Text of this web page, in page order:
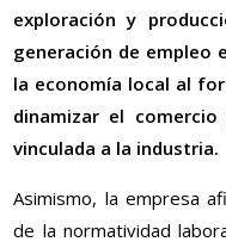
exploración y
generación de empleo
la economía local al
dinamizar el
vinculada a la industria.
Asimismo, la empresa
de la normatividad